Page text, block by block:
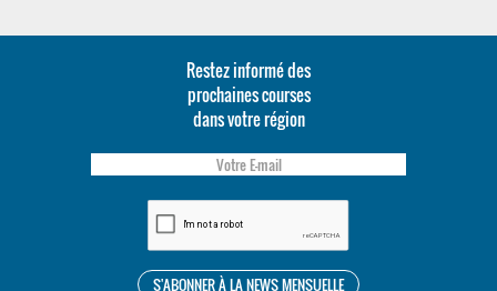
Restez informé des
prochaines courses
dans votre région